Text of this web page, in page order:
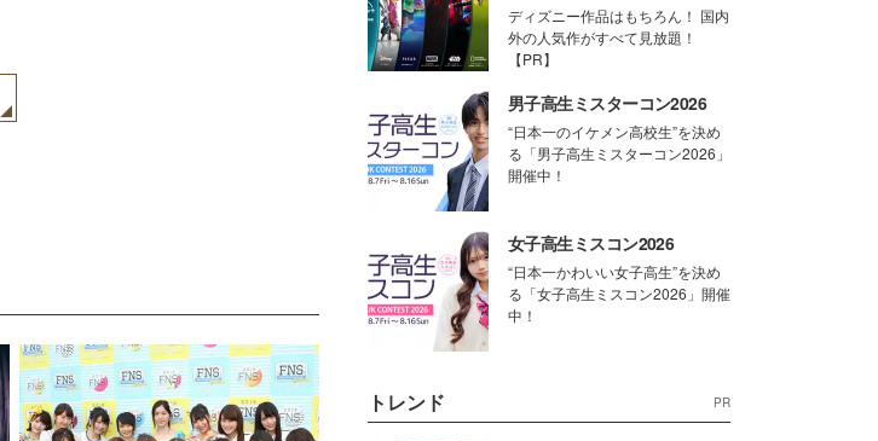
ディズニー作品はもちろん！ 国内
外の人気作がすべて見放題！
【PR】
男子高生ミスターコン2026
“日本一のイケメン高校生”を決め
る「男子高生ミスターコン2026」
開催中！
女子高生ミスコン2026
“日本一かわいい女子高生”を決め
る「女子高生ミスコン2026」開催
中！
トレンド PR